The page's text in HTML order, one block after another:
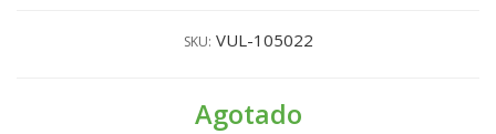
SKU: VUL-105022
Agotado